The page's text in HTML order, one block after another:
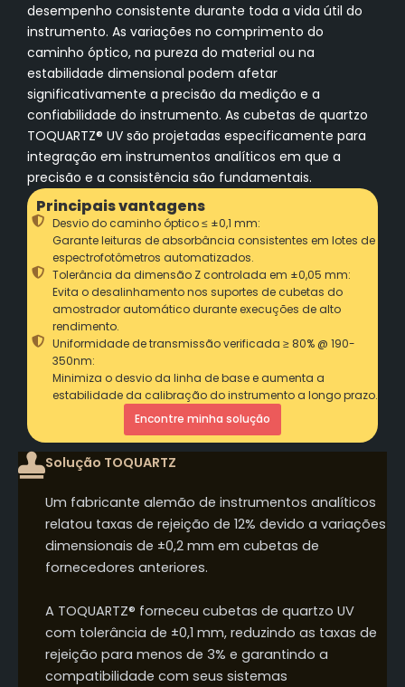
desempenho consistente durante toda a vida útil do
instrumento. As variações no comprimento do
caminho óptico, na pureza do material ou na
estabilidade dimensional podem afetar
significativamente a precisão da medição e a
confiabilidade do instrumento. As cubetas de quartzo
TOQUARTZ® UV são projetadas especificamente para
integração em instrumentos analíticos em que a
precisão e a consistência são fundamentais.
Principais vantagens
Desvio do caminho óptico ≤ ±0,1 mm:
Garante leituras de absorbância consistentes em lotes de
espectrofotômetros automatizados.
Tolerância da dimensão Z controlada em ±0,05 mm:
Evita o desalinhamento nos suportes de cubetas do
amostrador automático durante execuções de alto
rendimento.
Uniformidade de transmissão verificada ≥ 80% @ 190-
350nm:
Minimiza o desvio da linha de base e aumenta a
estabilidade da calibração do instrumento a longo prazo.
Encontre minha solução
Solução TOQUARTZ
Um fabricante alemão de instrumentos analíticos
relatou taxas de rejeição de 12% devido a variações
dimensionais de ±0,2 mm em cubetas de
fornecedores anteriores.
A TOQUARTZ® forneceu cubetas de quartzo UV
com tolerância de ±0,1 mm, reduzindo as taxas de
rejeição para menos de 3% e garantindo a
compatibilidade com seus sistemas